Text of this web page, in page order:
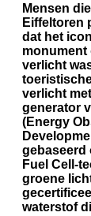
Mensen
Eiffeltoren
dat het
monument
verlicht
verlicht
generator
(Energy
gebaseerd
Fuel Cell-
groene
waterstof